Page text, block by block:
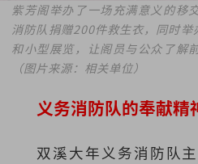
紫芳阁举办了一场充满意义的移
消防队捐赠200件救生衣，同时
和小型展览，让阁员与公众了解
（图片来源：相关单位）
义务消防队的奉献精
双溪大年义务消防队